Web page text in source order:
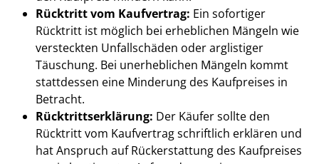
Rücktritt vom Kaufvertrag: Ein sofortiger
Rücktritt ist möglich bei erheblichen Mängeln wie
versteckten Unfallschäden oder arglistiger
Täuschung. Bei unerheblichen Mängeln kommt
stattdessen eine Minderung des Kaufpreises in
Betracht.
Rücktrittserklärung: Der Käufer sollte den
Rücktritt vom Kaufvertrag schriftlich erklären und
hat Anspruch auf Rückerstattung des Kaufpreises